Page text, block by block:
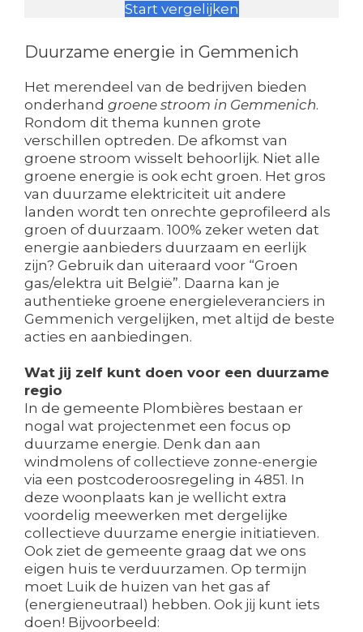
Start vergelijken
Duurzame energie in Gemmenich
Het merendeel van de bedrijven bieden
onderhand groene stroom in Gemmenich.
Rondom dit thema kunnen grote
verschillen optreden. De afkomst van
groene stroom wisselt behoorlijk. Niet alle
groene energie is ook echt groen. Het gros
van duurzame elektriciteit uit andere
landen wordt ten onrechte geprofileerd als
groen of duurzaam. 100% zeker weten dat
energie aanbieders duurzaam en eerlijk
zijn? Gebruik dan uiteraard voor “Groen
gas/elektra uit België”. Daarna kan je
authentieke groene energieleveranciers in
Gemmenich vergelijken, met altijd de beste
acties en aanbiedingen.
Wat jij zelf kunt doen voor een duurzame
regio
In de gemeente Plombières bestaan er
nogal wat projectenmet een focus op
duurzame energie. Denk dan aan
windmolens of collectieve zonne-energie
via een postcoderoosregeling in 4851. In
deze woonplaats kan je wellicht extra
voordelig meewerken met dergelijke
collectieve duurzame energie initiatieven.
Ook ziet de gemeente graag dat we ons
eigen huis te verduurzamen. Op termijn
moet Luik de huizen van het gas af
(energieneutraal) hebben. Ook jij kunt iets
doen! Bijvoorbeeld: